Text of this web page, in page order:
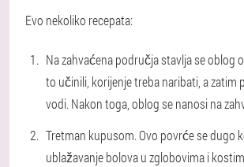
Evo nekoliko recepata:
Na zahvaćena područja stavlja se oblog
to učinili, korijenje treba naribati, a zatim
vodi. Nakon toga, oblog se nanosi na
Tretman kupusom. Ovo povrće se dugo
ublažavanje bolova u zglobovima i